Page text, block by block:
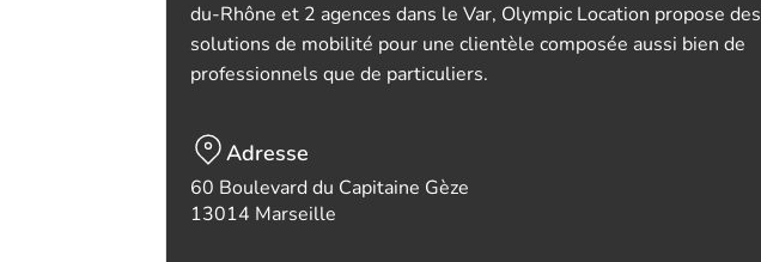
du-Rhône et 2 agences dans le Var, Olympic Location propose des
solutions de mobilité pour une clientèle composée aussi bien de
professionnels que de particuliers.
Adresse
60 Boulevard du Capitaine Gèze
13014 Marseille